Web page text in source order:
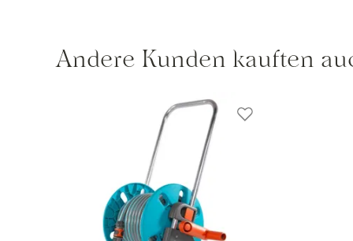
Andere Kunden kauften